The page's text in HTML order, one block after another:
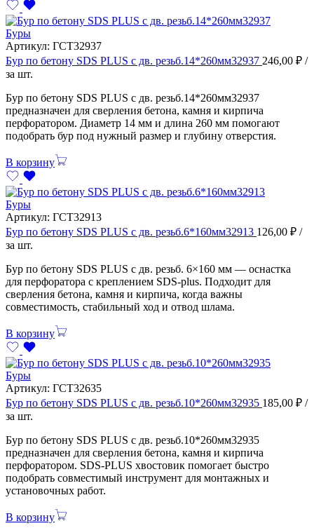
Буры
Артикул: ГСТ32937
Бур по бетону SDS PLUS с дв. резьб.14*260мм32937 246,00 ₽ /
за шт.
Бур по бетону SDS PLUS с дв. резьб.14*260мм32937
предназначен для сверления бетона, камня и кирпича
перфоратором. Диаметр 14 мм и длина 260 мм помогают
подобрать бур под нужный размер и глубину отверстия.
В корзину
Буры
Артикул: ГСТ32913
Бур по бетону SDS PLUS с дв. резьб.6*160мм32913 126,00 ₽ /
за шт.
Бур по бетону SDS PLUS с дв. резьб. 6×160 мм — оснастка
для перфоратора с креплением SDS-plus. Подходит для
сверления бетона, камня и кирпича, когда важны
совместимость, стабильный ход и отвод шлама.
В корзину
Буры
Артикул: ГСТ32635
Бур по бетону SDS PLUS с дв. резьб.10*260мм32935 185,00 ₽ /
за шт.
Бур по бетону SDS PLUS с дв. резьб.10*260мм32935
предназначен для сверления бетона, камня и кирпича
перфоратором. SDS-PLUS хвостовик помогает быстро
подобрать совместимый инструмент для монтажных и
установочных работ.
В корзину